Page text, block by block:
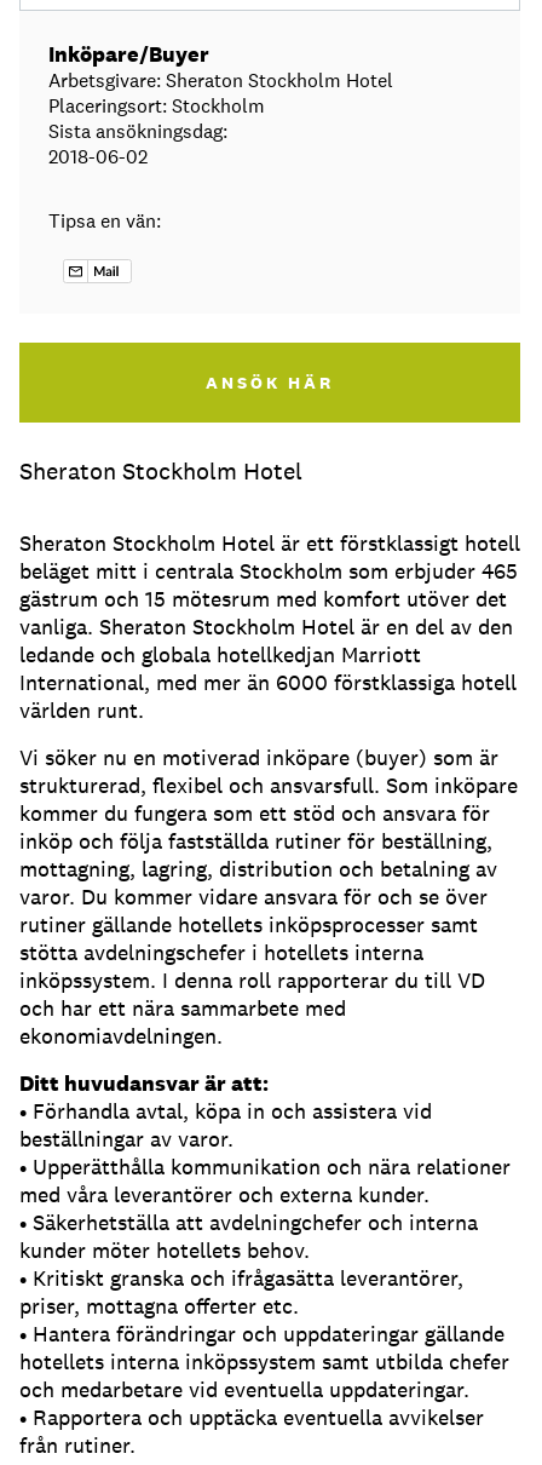
Sheraton Stockholm Hotel
Sheraton Stockholm Hotel är ett förstklassigt hotell
beläget mitt i centrala Stockholm som erbjuder 465
gästrum och 15 mötesrum med komfort utöver det
vanliga. Sheraton Stockholm Hotel är en del av den
ledande och globala hotellkedjan Marriott
International, med mer än 6000 förstklassiga hotell
världen runt.
Vi söker nu en motiverad inköpare (buyer) som är
strukturerad, flexibel och ansvarsfull. Som inköpare
kommer du fungera som ett stöd och ansvara för
inköp och följa fastställda rutiner för beställning,
mottagning, lagring, distribution och betalning av
varor. Du kommer vidare ansvara för och se över
rutiner gällande hotellets inköpsprocesser samt
stötta avdelningschefer i hotellets interna
inköpssystem. I denna roll rapporterar du till VD
och har ett nära sammarbete med
ekonomiavdelningen.
Ditt huvudansvar är att:
• Förhandla avtal, köpa in och assistera vid
beställningar av varor.
• Upperätthålla kommunikation och nära relationer
med våra leverantörer och externa kunder.
• Säkerhetställa att avdelningchefer och interna
kunder möter hotellets behov.
• Kritiskt granska och ifrågasätta leverantörer,
priser, mottagna offerter etc.
• Hantera förändringar och uppdateringar gällande
hotellets interna inköpssystem samt utbilda chefer
och medarbetare vid eventuella uppdateringar.
• Rapportera och upptäcka eventuella avvikelser
från rutiner.
Inköpare/Buyer
Arbetsgivare: Sheraton Stockholm Hotel
Placeringsort: Stockholm
Sista ansökningsdag:
2018-06-02
Tipsa en vän:
ANSÖK HÄR